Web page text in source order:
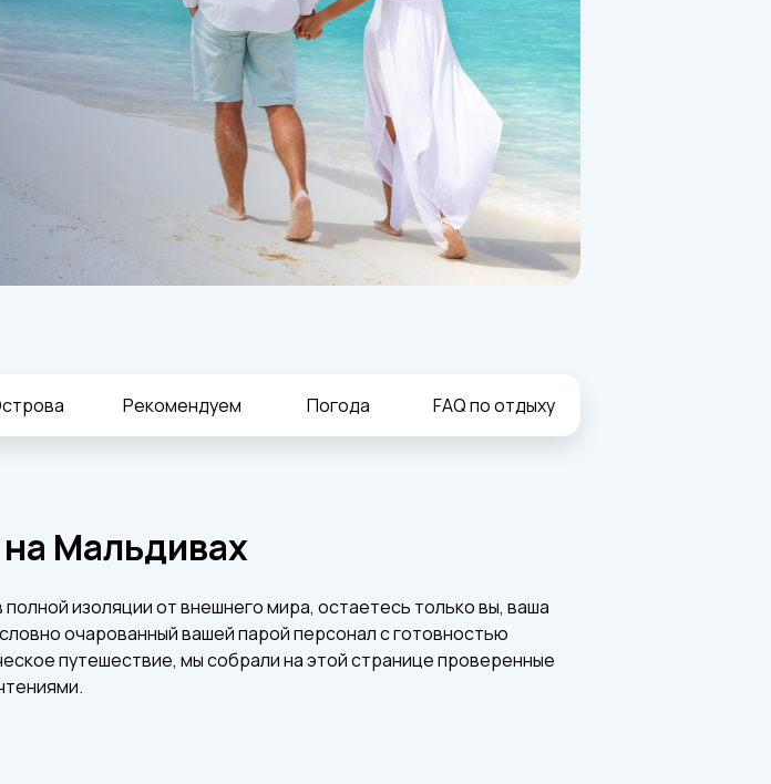
Рекомендуем Погода FAQ по отдыху
Мальдивах
изоляции от внешнего мира, остаетесь только вы, ваша
очарованный вашей парой персонал с готовностью
путешествие, мы собрали на этой странице проверенные